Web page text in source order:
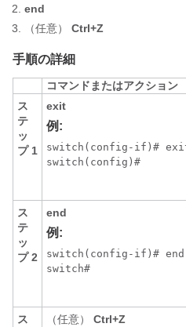
end
（任意） Ctrl+Z
手順の詳細
コマンドまたはアクション
ス
テ
ッ
プ 1
exit
例:
switch(config-if)#
switch(config)#
ス
テ
ッ
プ 2
end
例:
switch(config-if)# end
switch#
ス
（任意） Ctrl+Z